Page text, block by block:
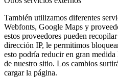
También utilizamos diferentes
Webfonts, Google Maps y
estos proveedores pueden
dirección IP, le permitimos
esto podría reducir en gran
de nuestro sitio. Los cambios
cargar la página.